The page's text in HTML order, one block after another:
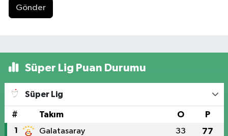
Gönder
Süper Lig Puan Durumu
Süper Lig
# Takım O P
1 Galatasaray 33 77